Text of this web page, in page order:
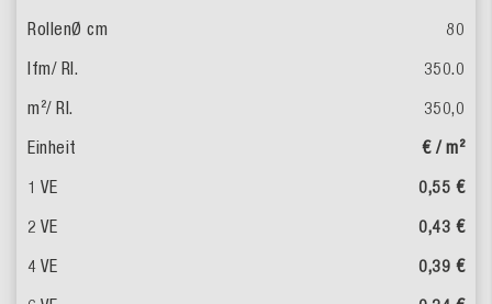
80
350.0
350,0
€ / m²
0,55 €
0,43 €
0,39 €